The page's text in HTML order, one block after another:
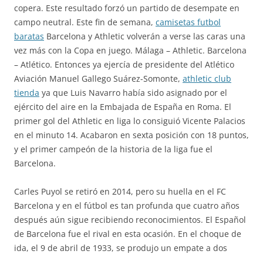
copera. Este resultado forzó un partido de desempate en
campo neutral. Este fin de semana, camisetas futbol
baratas Barcelona y Athletic volverán a verse las caras una
vez más con la Copa en juego. Málaga – Athletic. Barcelona
– Atlético. Entonces ya ejercía de presidente del Atlético
Aviación Manuel Gallego Suárez-Somonte, athletic club
tienda ya que Luis Navarro había sido asignado por el
ejército del aire en la Embajada de España en Roma. El
primer gol del Athletic en liga lo consiguió Vicente Palacios
en el minuto 14. Acabaron en sexta posición con 18 puntos,
y el primer campeón de la historia de la liga fue el
Barcelona.
Carles Puyol se retiró en 2014, pero su huella en el FC
Barcelona y en el fútbol es tan profunda que cuatro años
después aún sigue recibiendo reconocimientos. El Español
de Barcelona fue el rival en esta ocasión. En el choque de
ida, el 9 de abril de 1933, se produjo un empate a dos